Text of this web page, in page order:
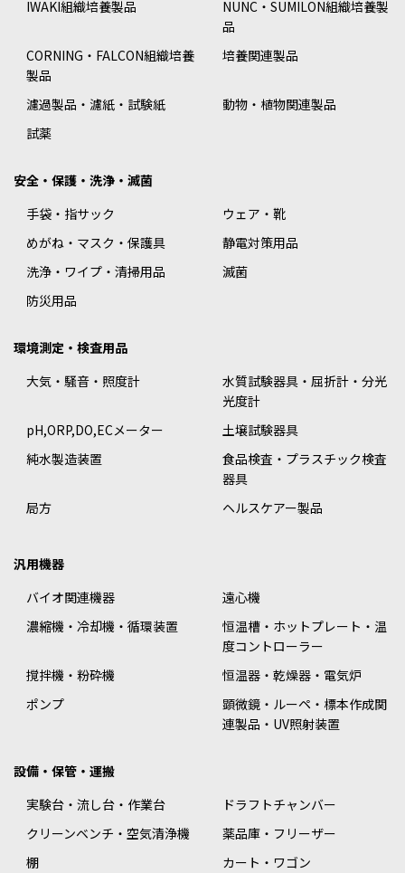
IWAKI組織培養製品
NUNC・SUMILON組織培養製
品
CORNING・FALCON組織培養
製品
培養関連製品
濾過製品・濾紙・試験紙
動物・植物関連製品
試薬
安全・保護・洗浄・滅菌
手袋・指サック
ウェア・靴
めがね・マスク・保護具
静電対策用品
洗浄・ワイプ・清掃用品
滅菌
防災用品
環境測定・検査用品
大気・騒音・照度計
水質試験器具・屈折計・分光
光度計
pH,ORP,DO,ECメーター
土壌試験器具
純水製造装置
食品検査・プラスチック検査
器具
局方
ヘルスケアー製品
汎用機器
バイオ関連機器
遠心機
濃縮機・冷却機・循環装置
恒温槽・ホットプレート・温
度コントローラー
撹拌機・粉砕機
恒温器・乾燥器・電気炉
ポンプ
顕微鏡・ルーペ・標本作成関
連製品・UV照射装置
設備・保管・運搬
実験台・流し台・作業台
ドラフトチャンバー
クリーンベンチ・空気清浄機
薬品庫・フリーザー
棚
カート・ワゴン